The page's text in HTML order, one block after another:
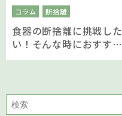
コラム 断捨離
食器の断捨離に挑戦した
い！そんな時におすすめ
な方法５選